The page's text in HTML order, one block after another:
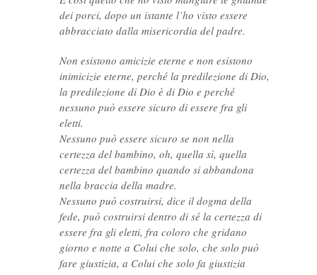
dei porci, dopo un istante l’ho visto essere
abbracciato dalla misericordia del padre.
Non esistono amicizie eterne e non esistono
inimicizie eterne, perché la predilezione di Dio,
la predilezione di Dio è di Dio e perché
nessuno può essere sicuro di essere fra gli
eletti.
Nessuno può essere sicuro se non nella
certezza del bambino, oh, quella sì, quella
certezza del bambino quando si abbandona
nella braccia della madre.
Nessuno può costruirsi, dice il dogma della
fede, può costruirsi dentro di sé la certezza di
essere fra gli eletti, fra coloro che gridano
giorno e notte a Colui che solo, che solo può
fare giustizia, a Colui che solo fa giustizia